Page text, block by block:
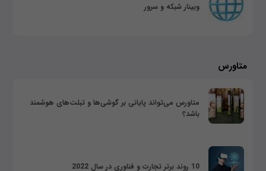
وبینار شبکه و سرور
متاورس
متاورس می‌تواند پایانی بر گوشی‌ها و تبلت‌های هوشمند
باشد؟
10 روند برتر تجارت و فناوری در سال 2022